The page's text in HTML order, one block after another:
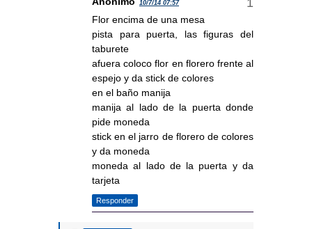
10/7/14 07:57
Flor encima de una mesa
pista para puerta, las figuras del
taburete
afuera coloco flor en florero frente al
espejo y da stick de colores
en el baño manija
manija al lado de la puerta donde
pide moneda
stick en el jarro de florero de colores
y da moneda
moneda al lado de la puerta y da
tarjeta
Responder